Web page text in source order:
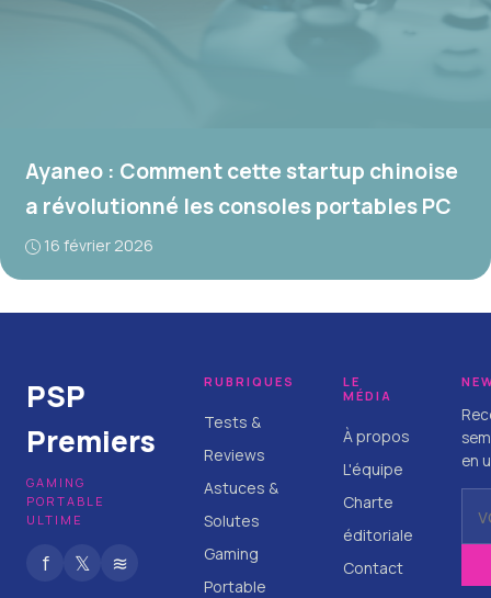
Ayaneo : Comment cette startup chinoise
a révolutionné les consoles portables PC
16 février 2026
PSP
Premiers
GAMING
PORTABLE
ULTIME
f 𝕏 ≋
RUBRIQUES
Tests &
Reviews
Astuces &
Solutes
Gaming
Portable
LE
MÉDIA
À propos
L'équipe
Charte
éditoriale
Contact
en